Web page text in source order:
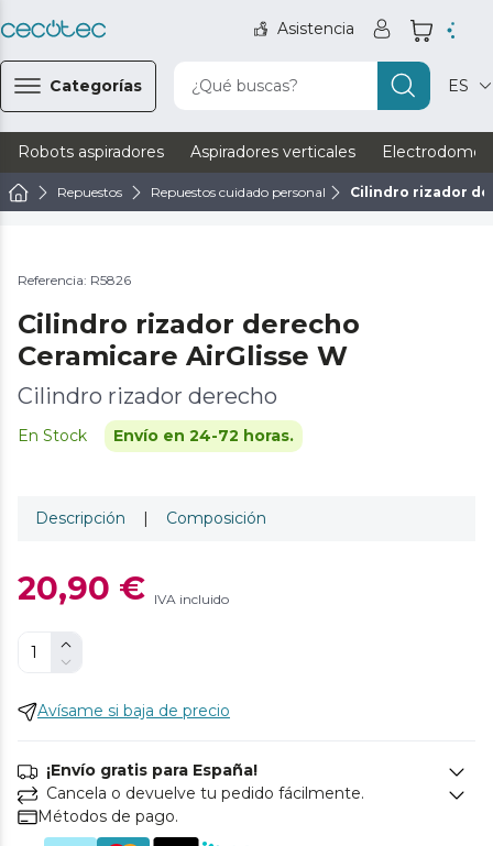
Asistencia
Categorías ¿Qué buscas? ES
Robots aspiradores Aspiradores verticales
Repuestos Repuestos cuidado personal Cilindro rizador
Referencia: R5826
Cilindro rizador derecho
Ceramicare AirGlisse W
Cilindro rizador derecho
En Stock Envío en 24-72 horas.
Descripción | Composición
20,90 € IVA incluido
Avísame si baja de precio
¡Envío gratis para España!
Cancela o devuelve tu pedido fácilmente.
Métodos de pago.